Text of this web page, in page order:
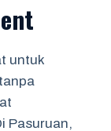
untuk
Pasuruan,